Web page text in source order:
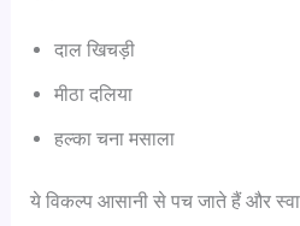
दाल खिचड़ी
मीठा दलिया
हल्का चना मसाला
ये विकल्प आसानी से पच जाते हैं और